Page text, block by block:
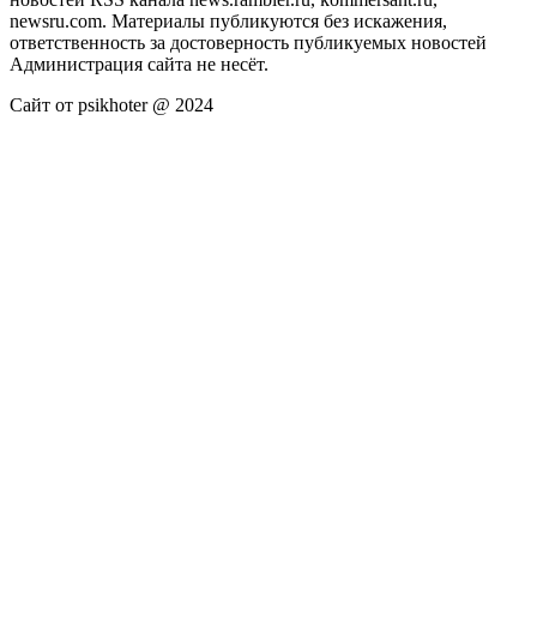
newsru.com. Материалы публикуются без искажения,
ответственность за достоверность публикуемых новостей
Администрация сайта не несёт.
Сайт от psikhoter @ 2024